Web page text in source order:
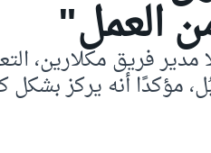
العمل"
مدير فريق مكلارين،
مؤكدًا أنه يركز